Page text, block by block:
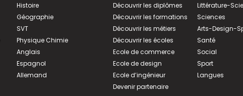
Histoire
Géographie
SVT
Physique Chimie
Anglais
Espagnol
Allemand
Découvrir les diplômes
Découvrir les formations
Découvrir les métiers
Découvrir les écoles
Ecole de commerce
Ecole de design
Ecole d’ingénieur
Devenir partenaire
Littérature-
Sciences
Arts-Design-
Santé
Social
Sport
Langues